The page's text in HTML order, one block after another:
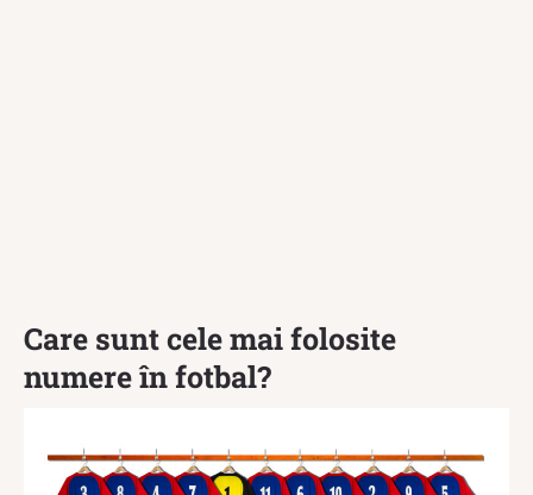
Care sunt cele mai folosite
numere în fotbal?